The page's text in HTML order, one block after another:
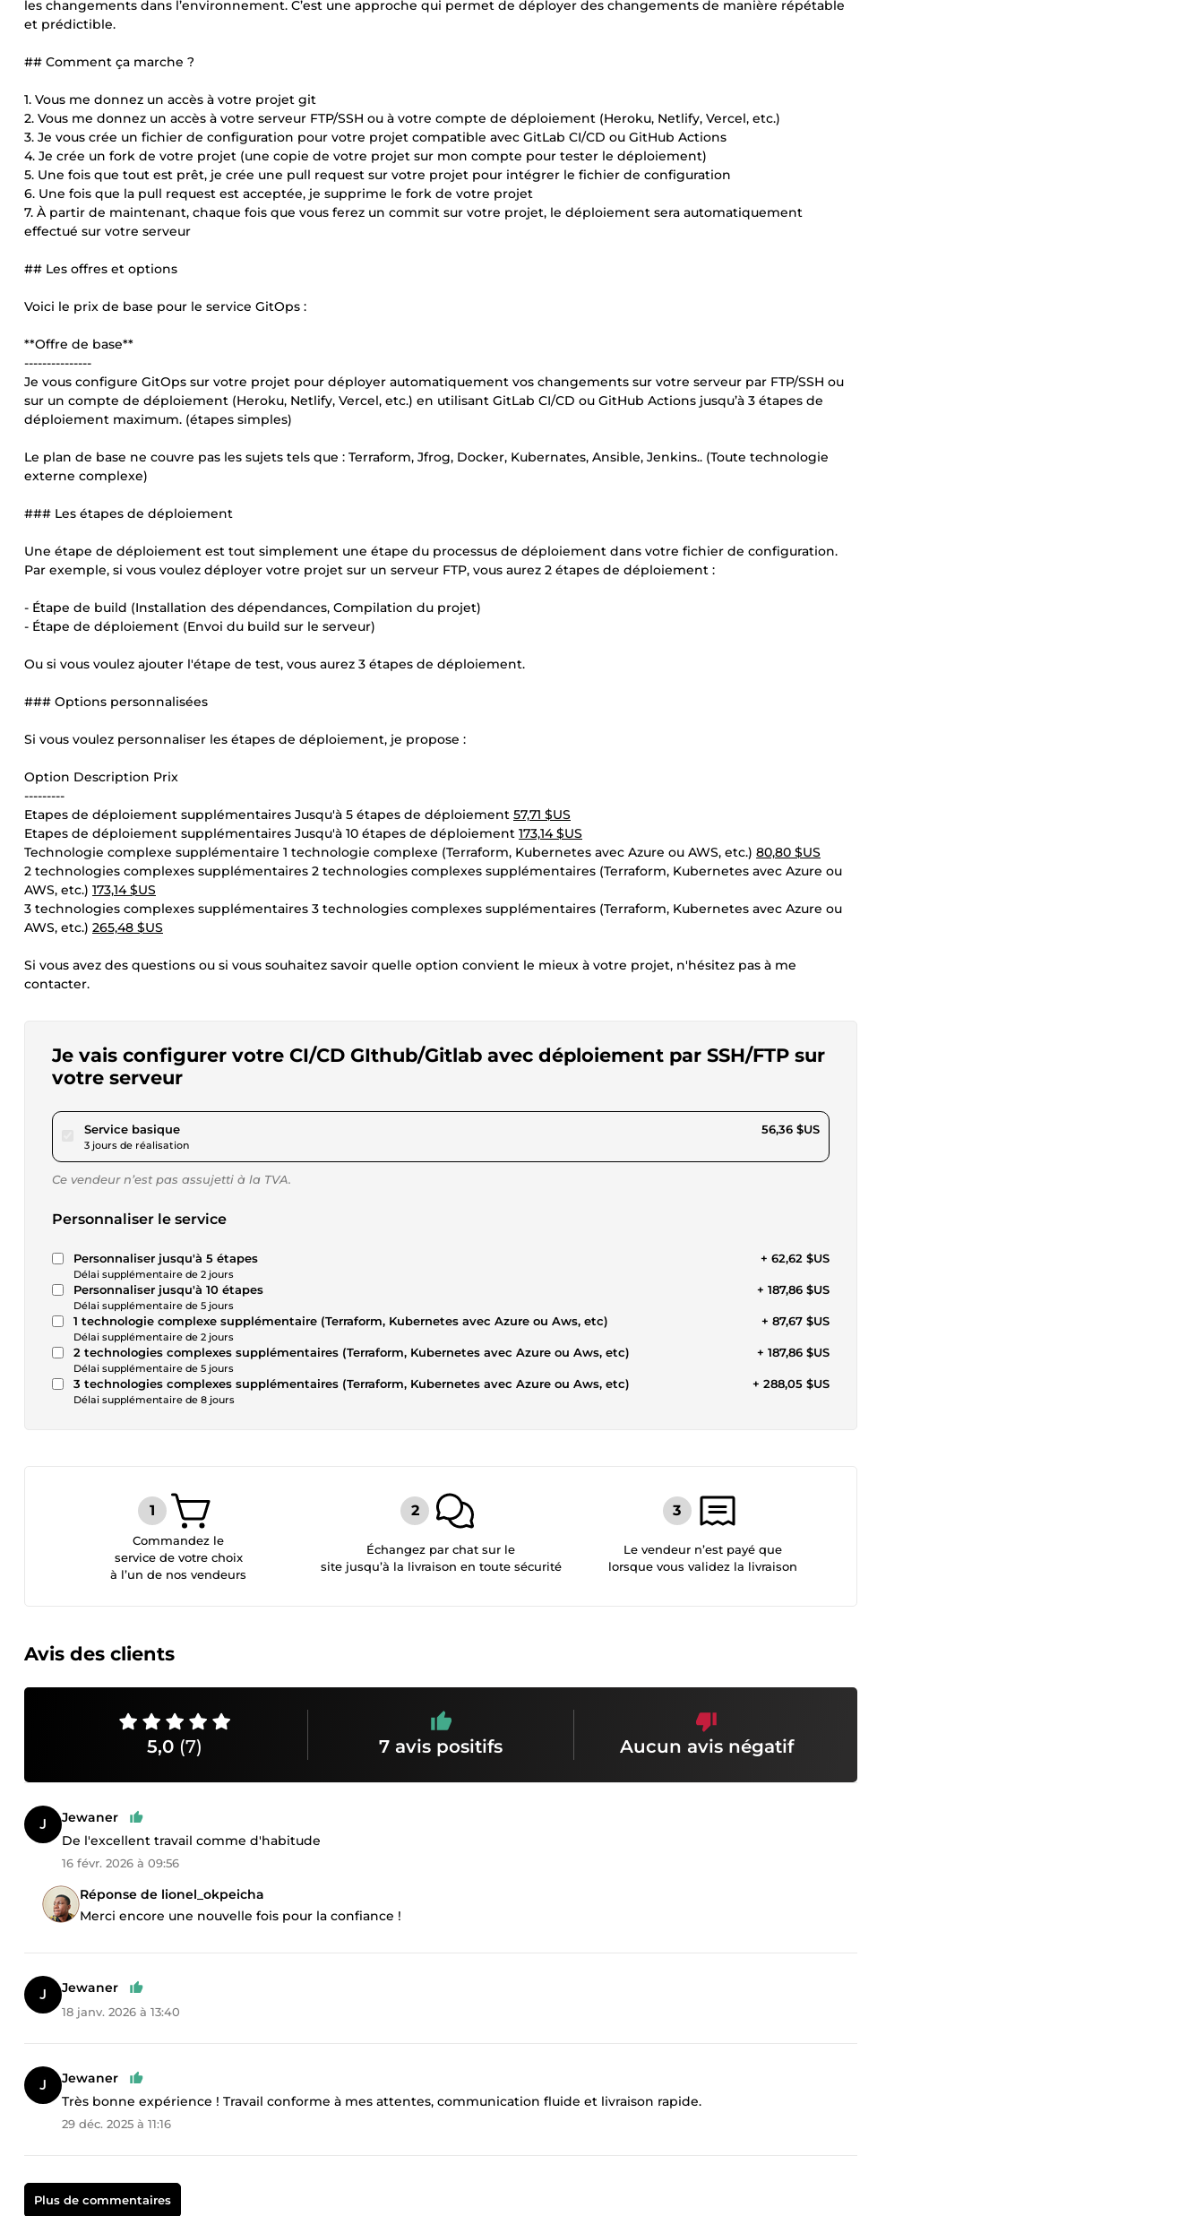
les changements dans l’environnement. C’est une approche qui permet de déployer des changements de manière répétable
et prédictible.
## Comment ça marche ?
1. Vous me donnez un accès à votre projet git
2. Vous me donnez un accès à votre serveur FTP/SSH ou à votre compte de déploiement (Heroku, Netlify, Vercel, etc.)
3. Je vous crée un fichier de configuration pour votre projet compatible avec GitLab CI/CD ou GitHub Actions
4. Je crée un fork de votre projet (une copie de votre projet sur mon compte pour tester le déploiement)
5. Une fois que tout est prêt, je crée une pull request sur votre projet pour intégrer le fichier de configuration
6. Une fois que la pull request est acceptée, je supprime le fork de votre projet
7. À partir de maintenant, chaque fois que vous ferez un commit sur votre projet, le déploiement sera automatiquement
effectué sur votre serveur
## Les offres et options
Voici le prix de base pour le service GitOps :
**Offre de base**
---------------
Je vous configure GitOps sur votre projet pour déployer automatiquement vos changements sur votre serveur par FTP/SSH ou
sur un compte de déploiement (Heroku, Netlify, Vercel, etc.) en utilisant GitLab CI/CD ou GitHub Actions jusqu’à 3 étapes de
déploiement maximum. (étapes simples)
Le plan de base ne couvre pas les sujets tels que : Terraform, Jfrog, Docker, Kubernates, Ansible, Jenkins.. (Toute technologie
externe complexe)
### Les étapes de déploiement
Une étape de déploiement est tout simplement une étape du processus de déploiement dans votre fichier de configuration.
Par exemple, si vous voulez déployer votre projet sur un serveur FTP, vous aurez 2 étapes de déploiement :
- Étape de build (Installation des dépendances, Compilation du projet)
- Étape de déploiement (Envoi du build sur le serveur)
Ou si vous voulez ajouter l'étape de test, vous aurez 3 étapes de déploiement.
### Options personnalisées
Si vous voulez personnaliser les étapes de déploiement, je propose :
Option Description Prix
---------
Etapes de déploiement supplémentaires Jusqu'à 5 étapes de déploiement 57,71 $US
Etapes de déploiement supplémentaires Jusqu'à 10 étapes de déploiement 173,14 $US
Technologie complexe supplémentaire 1 technologie complexe (Terraform, Kubernetes avec Azure ou AWS, etc.) 80,80 $US
2 technologies complexes supplémentaires 2 technologies complexes supplémentaires (Terraform, Kubernetes avec Azure ou
AWS, etc.) 173,14 $US
3 technologies complexes supplémentaires 3 technologies complexes supplémentaires (Terraform, Kubernetes avec Azure ou
AWS, etc.) 265,48 $US
Si vous avez des questions ou si vous souhaitez savoir quelle option convient le mieux à votre projet, n'hésitez pas à me
contacter.
Je vais configurer votre CI/CD GIthub/Gitlab avec déploiement par SSH/FTP sur
votre serveur
Service basiquepour 51,94 $US
3 jours de réalisation
56,36 $US
Ce vendeur n’est pas assujetti à la TVA.
Personnaliser le service
Personnaliser jusqu'à 5 étapes
Délai supplémentaire de 2 jours
+ 62,62 $US
Personnaliser jusqu'à 10 étapes
Délai supplémentaire de 5 jours
+ 187,86 $US
1 technologie complexe supplémentaire (Terraform, Kubernetes avec Azure ou Aws, etc)
Délai supplémentaire de 2 jours
+ 87,67 $US
2 technologies complexes supplémentaires (Terraform, Kubernetes avec Azure ou Aws, etc)
Délai supplémentaire de 5 jours
+ 187,86 $US
3 technologies complexes supplémentaires (Terraform, Kubernetes avec Azure ou Aws, etc)
Délai supplémentaire de 8 jours
+ 288,05 $US
Commandez le
service de votre choix
à l’un de nos vendeurs
Échangez par chat sur le
site jusqu’à la livraison en toute sécurité
Le vendeur n’est payé que
lorsque vous validez la livraison
Avis des clients
5,0 (7) 7 avis positifs Aucun avis négatif
Jewaner
De l'excellent travail comme d'habitude
16 févr. 2026 à 09:56
Réponse de lionel_okpeicha
Merci encore une nouvelle fois pour la confiance !
Jewaner
18 janv. 2026 à 13:40
Jewaner
Très bonne expérience ! Travail conforme à mes attentes, communication fluide et livraison rapide.
29 déc. 2025 à 11:16
Plus de commentaires